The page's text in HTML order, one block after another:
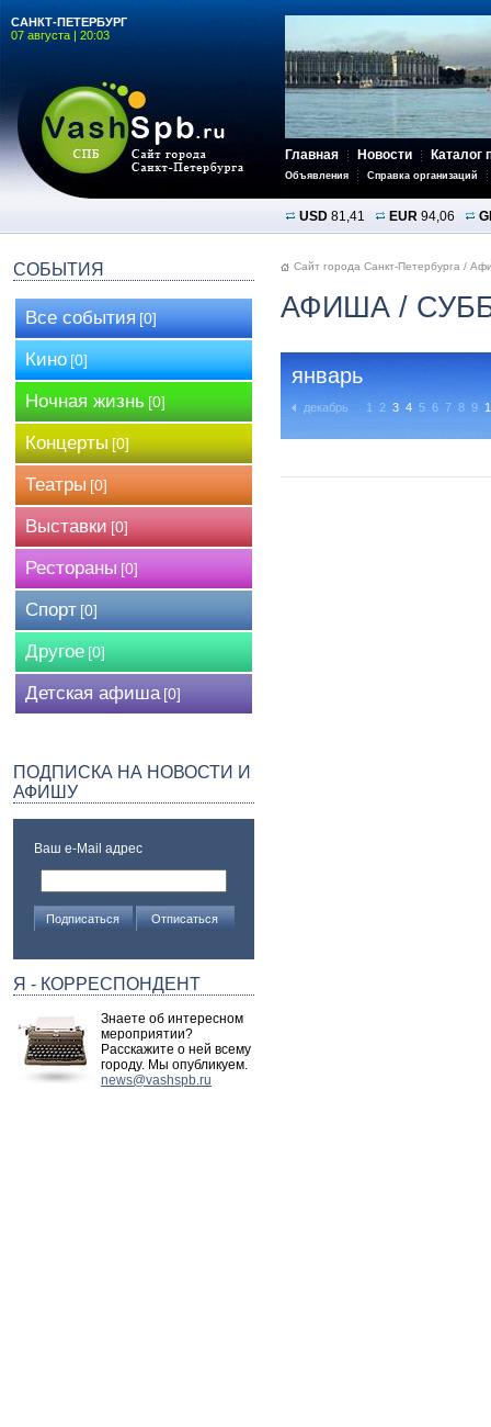
САНКТ-ПЕТЕРБУРГ
07 августа | 20:03
Главная Новости Каталог
Объявления Справка организаций
USD 81,41 EUR 94,06
СОБЫТИЯ
Все события[0]
Кино[0]
Ночная жизнь [0]
Концерты [0]
Театры [0]
Выставки [0]
Рестораны [0]
Спорт [0]
Другое [0]
Детская афиша [0]
ПОДПИСКА НА НОВОСТИ И
АФИШУ
Ваш e-Mail адрес
Я - КОРРЕСПОНДЕНТ
Знаете об интересном
мероприятии?
Расскажите о ней всему
городу. Мы опубликуем.
news@vashspb.ru
Сайт города Санкт-Петербурга /
АФИША /
январь
декабрь 1 2 3 4 5 6 7 8 9